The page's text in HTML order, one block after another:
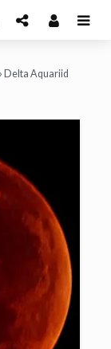
Delta Aquariid